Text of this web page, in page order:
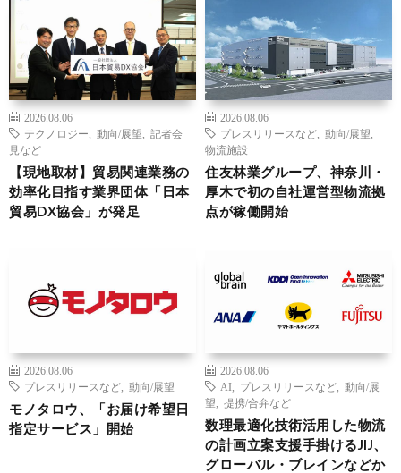
2026.08.06
テクノロジー
動向/展望
記者会
見など
【現地取材】貿易関連業務の
効率化目指す業界団体「日本
貿易DX協会」が発足
2026.08.06
プレスリリースなど
動向/展望
物流施設
住友林業グループ、神奈川・
厚木で初の自社運営型物流拠
点が稼働開始
2026.08.06
プレスリリースなど
動向/展望
モノタロウ、「お届け希望日
指定サービス」開始
2026.08.06
AI
プレスリリースなど
動向/展
望
提携/合弁など
数理最適化技術活用した物流
の計画立案支援手掛けるJIJ、
グローバル・ブレインなどか